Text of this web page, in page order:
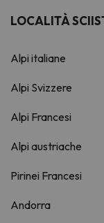
LOCALITÀ
Alpi italiane
Alpi Svizzere
Alpi Francesi
Alpi austriache
Pirinei Francesi
Andorra